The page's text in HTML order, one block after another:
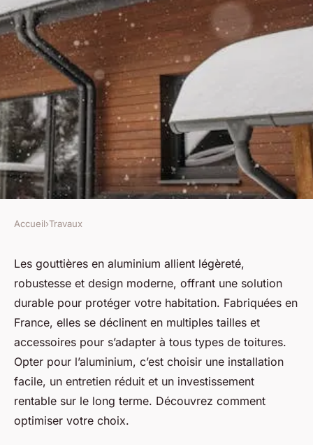
Gouttières alu : découvrez
l'alternative moderne et
durable
Iris•18 juin 2025•6 min de lecture
Accueil›Travaux
Les gouttières en aluminium allient légèreté,
robustesse et design moderne, offrant une solution
durable pour protéger votre habitation. Fabriquées en
France, elles se déclinent en multiples tailles et
accessoires pour s’adapter à tous types de toitures.
Opter pour l’aluminium, c’est choisir une installation
facile, un entretien réduit et un investissement
rentable sur le long terme. Découvrez comment
optimiser votre choix.